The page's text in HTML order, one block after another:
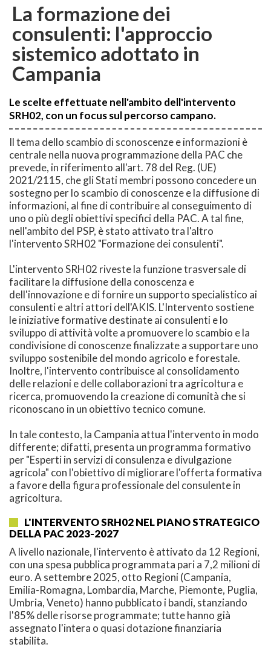
La formazione dei
consulenti: l'approccio
sistemico adottato in
Campania
Le scelte effettuate nell'ambito dell'intervento
SRH02, con un focus sul percorso campano.
Il tema dello scambio di sconoscenze e informazioni è
centrale nella nuova programmazione della PAC che
prevede, in riferimento all'art. 78 del Reg. (UE)
2021/2115, che gli Stati membri possono concedere un
sostegno per lo scambio di conoscenze e la diffusione di
informazioni, al fine di contribuire al conseguimento di
uno o più degli obiettivi specifici della PAC. A tal fine,
nell'ambito del PSP, è stato attivato tra l'altro
l'intervento SRH02 "Formazione dei consulenti".
L'intervento SRH02 riveste la funzione trasversale di
facilitare la diffusione della conoscenza e
dell'innovazione e di fornire un supporto specialistico ai
consulenti e altri attori dell'AKIS. L'Intervento sostiene
le iniziative formative destinate ai consulenti e lo
sviluppo di attività volte a promuovere lo scambio e la
condivisione di conoscenze finalizzate a supportare uno
sviluppo sostenibile del mondo agricolo e forestale.
Inoltre, l'intervento contribuisce al consolidamento
delle relazioni e delle collaborazioni tra agricoltura e
ricerca, promuovendo la creazione di comunità che si
riconoscano in un obiettivo tecnico comune.
In tale contesto, la Campania attua l'intervento in modo
differente; difatti, presenta un programma formativo
per "Esperti in servizi di consulenza e divulgazione
agricola" con l'obiettivo di migliorare l'offerta formativa
a favore della figura professionale del consulente in
agricoltura.
L'INTERVENTO SRH02 NEL PIANO STRATEGICO
DELLA PAC 2023-2027
A livello nazionale, l'intervento è attivato da 12 Regioni,
con una spesa pubblica programmata pari a 7,2 milioni di
euro. A settembre 2025, otto Regioni (Campania,
Emilia-Romagna, Lombardia, Marche, Piemonte, Puglia,
Umbria, Veneto) hanno pubblicato i bandi, stanziando
l'85% delle risorse programmate; tutte hanno già
assegnato l'intera o quasi dotazione finanziaria
stabilita.